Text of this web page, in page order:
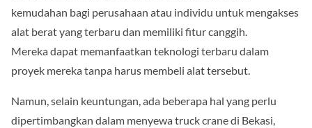
kemudahan bagi perusahaan atau individu untuk mengakses
alat berat yang terbaru dan memiliki fitur canggih.
Mereka dapat memanfaatkan teknologi terbaru dalam
proyek mereka tanpa harus membeli alat tersebut.
Namun, selain keuntungan, ada beberapa hal yang perlu
dipertimbangkan dalam menyewa truck crane di Bekasi,